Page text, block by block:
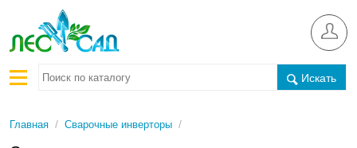
Искать
Главная / Сварочные инверторы /